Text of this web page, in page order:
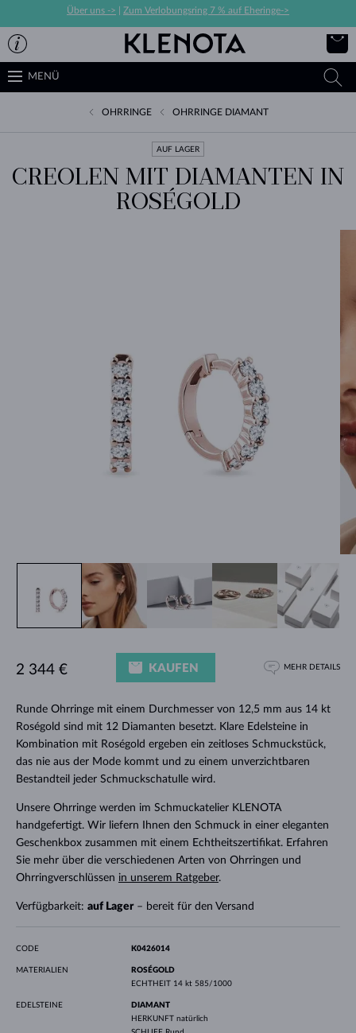
Über uns -> Zum Verlobungsring 7 % auf Eheringe->
MENÜ
OHRRINGE OHRRINGE DIAMANT
AUF LAGER
CREOLEN MIT DIAMANTEN IN
ROSÉGOLD
Runde Ohrringe mit einem Durchmesser von 12,5 mm aus 14 kt
Roségold sind mit 12 Diamanten besetzt. Klare Edelsteine ​​in
Kombination mit Roségold ergeben ein zeitloses Schmuckstück,
das nie aus der Mode kommt und zu einem unverzichtbaren
Bestandteil jeder Schmuckschatulle wird.
Unsere Ohrringe werden im Schmuckatelier KLENOTA
handgefertigt. Wir liefern Ihnen den Schmuck in einer eleganten
Geschenkbox zusammen mit einem Echtheitszertifikat. Erfahren
Sie mehr über die verschiedenen Arten von Ohrringen und
Ohrringverschlüssen in unserem Ratgeber.
Verfügbarkeit: auf Lager– bereit für den Versand
2 344 € KAUFEN MEHR DETAILS
CODE K0426014
MATERIALIEN
ROSÉGOLD
ECHTHEIT 14 kt 585/1000
EDELSTEINE
DIAMANT
HERKUNFT natürlich